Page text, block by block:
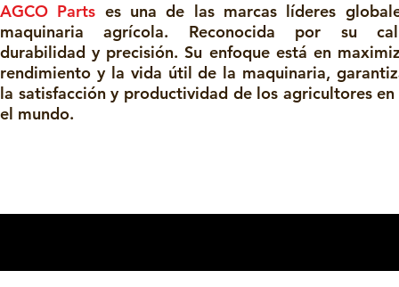
AGCO Parts es una de las marcas líderes
maquinaria agrícola. Reconocida por su
durabilidad y precisión. Su enfoque está en
rendimiento y la vida útil de la maquinaria,
la satisfacción y productividad de los agricultores
el mundo.